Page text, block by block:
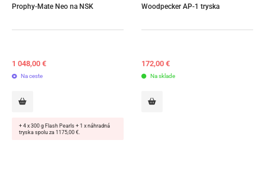
Prophy-Mate Neo na NSK
1 048,00 €
Na ceste
+ 4 x 300 g Flash Pearls + 1 x náhradná
tryska spolu za 1175,00 €.
Woodpecker AP-1 tryska
172,00 €
Na sklade